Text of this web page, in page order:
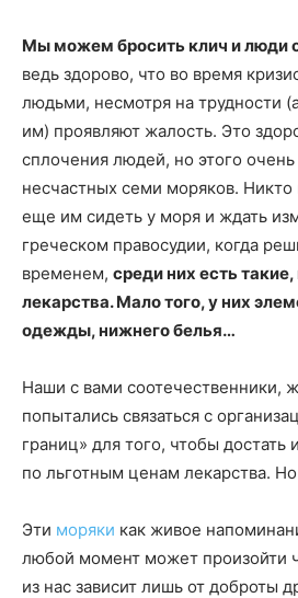
Мы можем бросить клич и люди
ведь здорово, что во время
людьми, несмотря на трудности
им) проявляют жалость. Это
сплочения людей, но этого
несчастных семи моряков. Никто
еще им сидеть у моря и ждать
греческом правосудии, когда
временем, среди них есть
лекарства. Мало того, у них
одежды, нижнего белья…
Наши с вами соотечественники,
попытались связаться с
границ» для того, чтобы достать
по льготным ценам лекарства. Но
Эти моряки как живое
любой момент может произойти
из нас зависит лишь от доброты